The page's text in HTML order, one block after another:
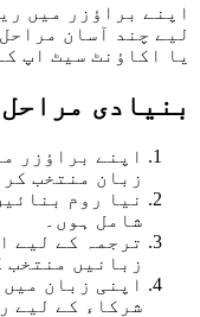
اپنے براؤزر میں
لیے چند آسان
یا اکاؤنٹ سیٹ اپ
بنیادی مراحل
زبان منتخب
نیا روم
شامل ہوں۔
ترجمہ کے لیے
زبانیں منتخب
اپنی زبان
شرکاء کے لیے